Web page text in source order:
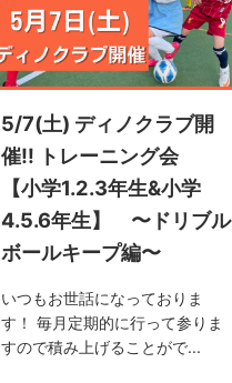
5/7(土) ディノクラブ開
催‼︎ トレーニング会
【小学1.2.3年生&小学
4.5.6年生】 〜ドリブル
ボールキープ編〜
いつもお世話になっておりま
す！ 毎月定期的に行って参りま
すので積み上げることがで...